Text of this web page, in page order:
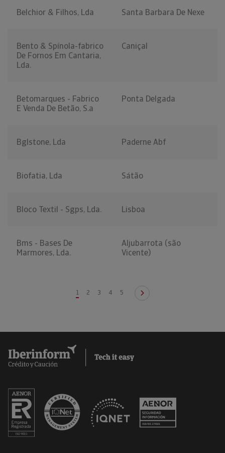
Belchior & Filhos, Lda Santa Barbara De Nexe
Bento & Spínola-fabrico
De Fornos Em Cantaria,
Lda.
Caniçal
Betomarques - Fabrico
E Venda De Betão, S.a
Ponta Delgada
Bglstone, Lda Paderne Abf
Biofatia, Lda Sátão
Bloco Textil - Sgps, Lda. Lisboa
Bms - Bases De
Marmores, Lda.
Aljubarrota (são
Vicente)
1 2 3 4 5